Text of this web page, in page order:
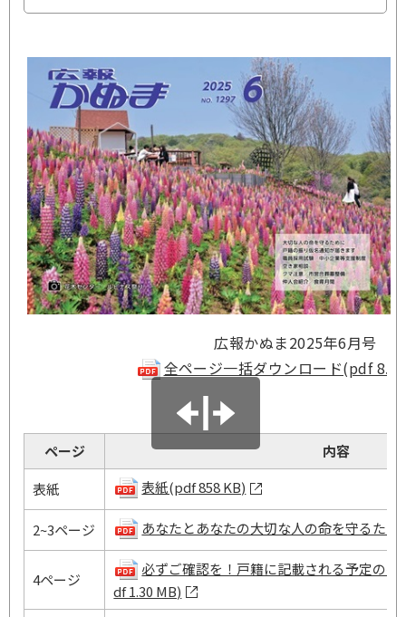
広報かぬま2025年6月号
全ページ一括ダウンロード(pdf
ページ
内容
表紙
表紙(pdf 858 KB)
2~3ページ あなたとあなたの大切な人の命を守るた
4ページ
必ずご確認を！戸籍に記載される予定の
df 1.30 MB)